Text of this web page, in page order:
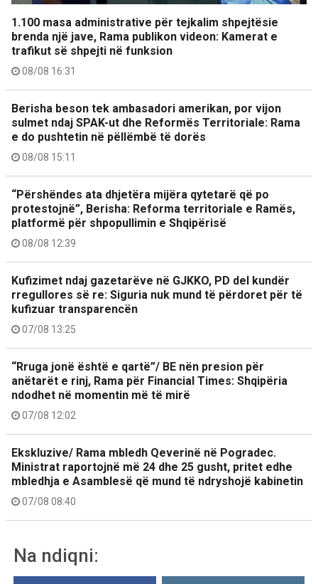
1.100 masa administrative për tejkalim shpejtësie
brenda një jave, Rama publikon videon: Kamerat e
trafikut së shpejti në funksion
08/08 16:31
Berisha beson tek ambasadori amerikan, por vijon
sulmet ndaj SPAK-ut dhe Reformës Territoriale: Rama
e do pushtetin në pëllëmbë të dorës
08/08 15:11
“Përshëndes ata dhjetëra mijëra qytetarë që po
protestojnë”, Berisha: Reforma territoriale e Ramës,
platformë për shpopullimin e Shqipërisë
08/08 12:39
Kufizimet ndaj gazetarëve në GJKKO, PD del kundër
rregullores së re: Siguria nuk mund të përdoret për të
kufizuar transparencën
07/08 13:25
“Rruga jonë është e qartë”/ BE nën presion për
anëtarët e rinj, Rama për Financial Times: Shqipëria
ndodhet në momentin më të mirë
07/08 12:02
Ekskluzive/ Rama mbledh Qeverinë në Pogradec.
Ministrat raportojnë më 24 dhe 25 gusht, pritet edhe
mbledhja e Asamblesë që mund të ndryshojë kabinetin
07/08 08:40
Na ndiqni: